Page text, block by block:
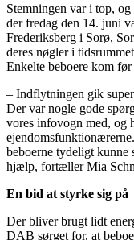
Stemningen var i top,
der fredag den 14. juni
Frederiksberg i Sorø,
deres nøgler i
Enkelte beboere kom
– Indflytningen gik
Der var nogle gode
vores infovogn med, og
beboerne tydeligt kunne
hjælp, fortæller Mia
En bid at styrke sig på
Der bliver brugt lidt
DAB sørget for, at